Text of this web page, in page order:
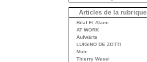
Articles de la rubrique
Bilal El Alami
AT WORK
Aufwärts
LUIGINO DE ZOTTI
Mute
Thierry Wesel